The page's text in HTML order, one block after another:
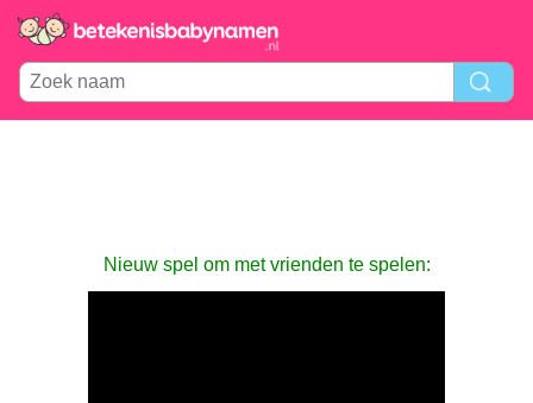
Nieuw spel om met vrienden te spelen: